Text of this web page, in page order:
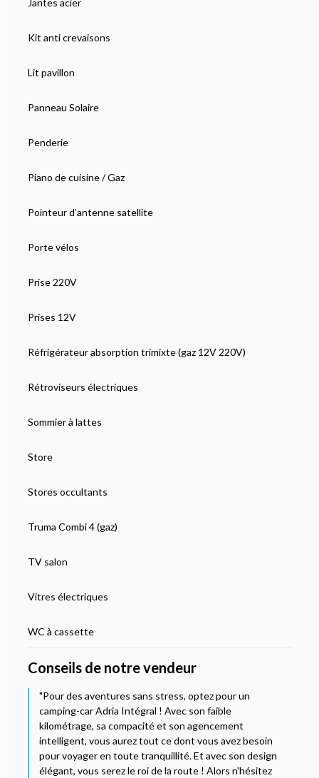
Jantes acier
Kit anti crevaisons
Lit pavillon
Panneau Solaire
Penderie
Piano de cuisine / Gaz
Pointeur d’antenne satellite
Porte vélos
Prise 220V
Prises 12V
Réfrigérateur absorption trimixte (gaz 12V 220V)
Rétroviseurs électriques
Sommier à lattes
Store
Stores occultants
Truma Combi 4 (gaz)
TV salon
Vitres électriques
WC à cassette
Conseils de notre vendeur
"Pour des aventures sans stress, optez pour un
camping-car Adria Intégral ! Avec son faible
kilométrage, sa compacité et son agencement
intelligent, vous aurez tout ce dont vous avez besoin
pour voyager en toute tranquillité. Et avec son design
élégant, vous serez le roi de la route ! Alors n'hésitez